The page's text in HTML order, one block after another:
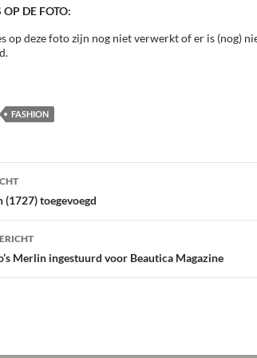
OP DE FOTO:
op deze foto zijn nog niet verwerkt of er is (nog)
FASHION
toegevoegd
Merlin ingestuurd voor Beautica Magazine